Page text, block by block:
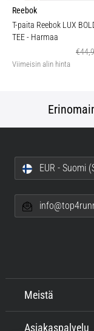
Reebok
T-paita Reebok LUX
TEE- Harmaa
Viimeisin alin hinta
Meistä
Asiakaspalvelu
EUR - Suomi